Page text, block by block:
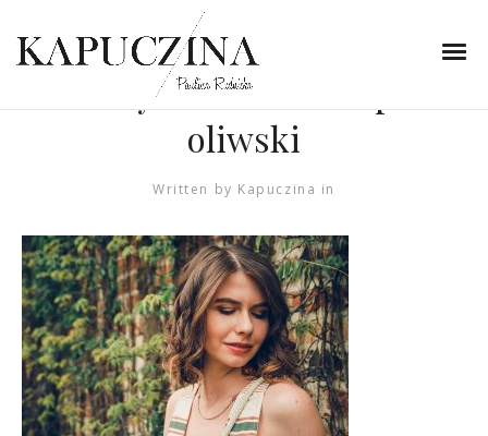
14 lipca 2019
beżowa stylizacja z
zielonymi akcentami park
oliwski
Written by Kapuczina in